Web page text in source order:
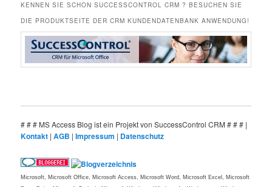
KENNEN SIE SCHON SUCCESSCONTROL CRM ? BESUCHEN SIE
DIE PRODUKTSEITE DER CRM KUNDENDATENBANK ANWENDUNG!
# # # MS Access Blog ist ein Projekt von SuccessControl CRM # # # |
Kontakt |AGB |Impressum | Datenschutz
Microsoft, Microsoft Office, Microsoft Access, Microsoft Word, Microsoft Excel, Microsoft